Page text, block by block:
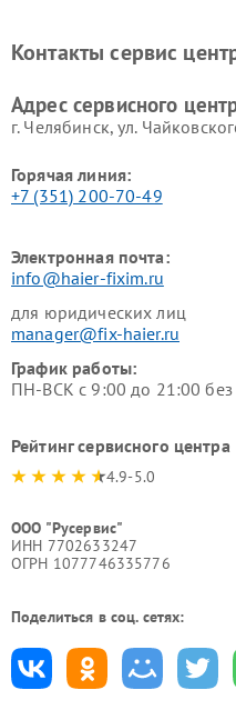
Ремонт роботов-пылесосов
Контакты сервис
Адрес сервисного
г. Челябинск, ул.
Горячая линия:
+7 (351) 200-70-49
Электронная почта:
info@haier-fixim.ru
для юридических лиц
manager@fix-haier.ru
График работы:
ПН-ВСК с 9:00 до 21:00
Рейтинг сервисного центра
4.9-5.0
ООО "Русервис"
ИНН 7702633247
ОГРН 1077746335776
Поделиться в соц. сетях: